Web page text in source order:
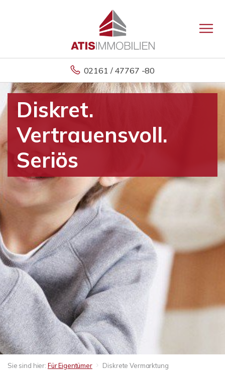
02161 / 47767 -80
Diskret.
Vertrauensvoll.
Seriös
Sie sind hier: Für Eigentümer Diskrete Vermarktung